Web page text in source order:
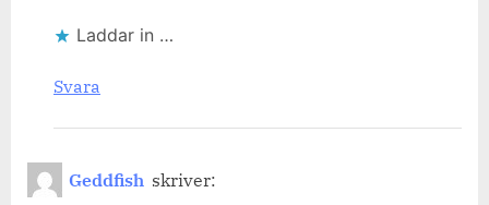
Laddar in …
Svara
Geddfish skriver: